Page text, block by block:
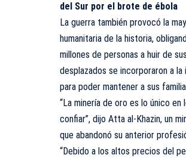
del Sur por el brote de ébola
La guerra también provocó la
humanitaria de la historia,
millones de personas a huir de
desplazados se incorporaron a la
para poder mantener a sus
“La minería de oro es lo único en
confiar”, dijo Atta al-Khazin, un
que abandonó su anterior
“Debido a los altos precios del